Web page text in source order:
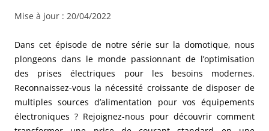
Mise à jour : 20/04/2022
Dans cet épisode de notre série sur la domotique, nous
plongeons dans le monde passionnant de l’optimisation
des prises électriques pour les besoins modernes.
Reconnaissez-vous la nécessité croissante de disposer de
multiples sources d’alimentation pour vos équipements
électroniques ? Rejoignez-nous pour découvrir comment